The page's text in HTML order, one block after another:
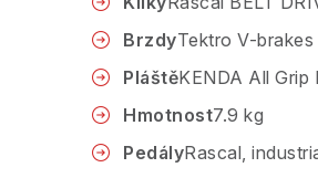
BrzdyTektro V-brakes
PláštěKENDA All Grip
Hmotnost7.9 kg
PedályRascal,